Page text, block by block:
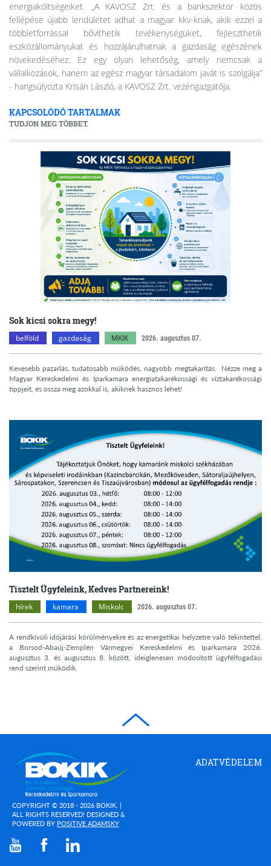
energiaköltségeiket. „A KAVOSZ Zrt. és a bankszektor közös
fellépése újabb lendületet adhat a magyar kkv-knak, akik ezzel a
többletforrással bővíthetik tevékenységüket, fejleszthetik
eszközállományukat és hozzájárulhatnak a gazdaság egészének
növekedéséhez. Ez egy olyan lehetőség, amely nemcsak a
vállalkozások, hanem az egész magyar társadalom javát is szolgálja”
- hangsúlyozta Krisán László, a KAVOSZ Zrt. vezérigazgatója.
KAPCSOLÓDÓ TARTALMAK
TUDJON MEG TÖBBET.
Sok kicsi sokra megy!
belföld gazdaság MKIK 2026. augusztus 07.
Kevesebb pazarlás, tudatosabb működés, nagyobb megtakarítás. Nézze meg a
Magyar Kereskedelmi és Iparkamara energiatakarékossági és víztakarékossági
tippjeit, és ossza meg azokkal is, akiknek hasznos lehet!
Tisztelt Ügyfeleink, Kedves Partnereink!
hírek kamara Miskolc 2026. augusztus 07.
A rendkívüli időjárási körülményekre és az energetikai helyzetre való tekintettel,
a Borsod-Abaúj-Zemplén Vármegyei Kereskedelmi és Iparkamara 2026.
augusztus 3. és augusztus 8. között, ideiglenesen módosított ügyfélfogadási
rend szerint működik.
Borsod-
Abaúj-
Zemplén
Megyei
Kereskedelmi
és
Iparkamara
COPYRIGHT © 2018 - 2026 BOKIK. |
ALL RIGHTS RESERVED! DESIGNED &
POWERED BY POSITIVE ADAMSKY(OPEN
(open in new window) (open in new window)
ADATVÉDELEM